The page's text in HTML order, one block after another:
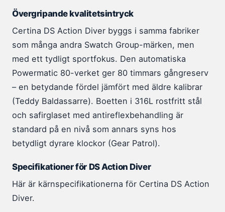
Övergripande kvalitetsintryck
Certina DS Action Diver byggs i samma fabriker
som många andra Swatch Group-märken, men
med ett tydligt sportfokus. Den automatiska
Powermatic 80-verket ger 80 timmars gångreserv
– en betydande fördel jämfört med äldre kalibrar
(Teddy Baldassarre). Boetten i 316L rostfritt stål
och safirglaset med antireflexbehandling är
standard på en nivå som annars syns hos
betydligt dyrare klockor (Gear Patrol).
Specifikationer för DS Action Diver
Här är kärnspecifikationerna för Certina DS Action
Diver.